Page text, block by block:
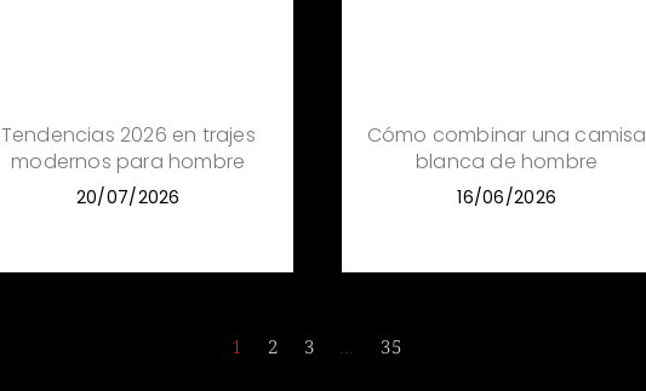
Tendencias 2026 en trajes
modernos para hombre
20/07/2026
Cómo combinar una camisa
blanca de hombre
16/06/2026
1 2 3 … 35